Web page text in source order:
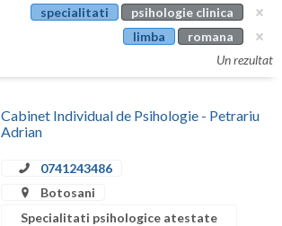
specialitati
psihologie clinica
limba
romana
Un rezultat
Cabinet Individual de Psihologie - Petrariu
Adrian
0741243486
Botosani
Specialitati psihologice atestate